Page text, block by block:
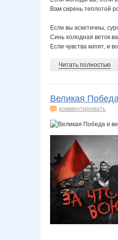
Вам сирень теплотой
Если вы аскетичны,
Синь холодная веток
Если чувства кипят, и
Читать полностью
Великая
комментировать